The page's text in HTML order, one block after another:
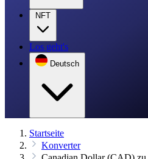
NFT
Los geht's
Deutsch
Startseite
Konverter